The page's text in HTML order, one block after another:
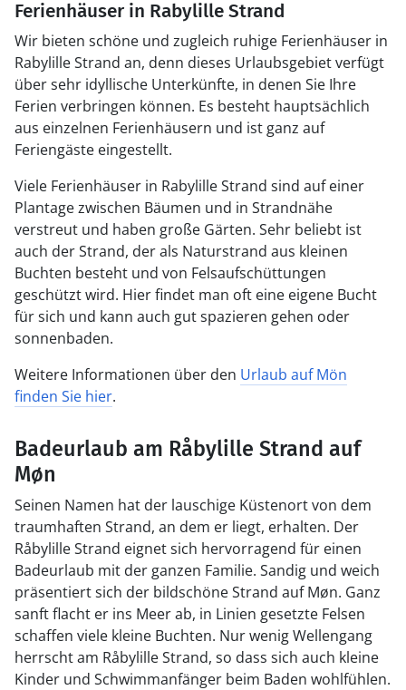
Ferienhäuser in Rabylille Strand
Wir bieten schöne und zugleich ruhige Ferienhäuser in
Rabylille Strand an, denn dieses Urlaubsgebiet verfügt
über sehr idyllische Unterkünfte, in denen Sie Ihre
Ferien verbringen können. Es besteht hauptsächlich
aus einzelnen Ferienhäusern und ist ganz auf
Feriengäste eingestellt.
Viele Ferienhäuser in Rabylille Strand sind auf einer
Plantage zwischen Bäumen und in Strandnähe
verstreut und haben große Gärten. Sehr beliebt ist
auch der Strand, der als Naturstrand aus kleinen
Buchten besteht und von Felsaufschüttungen
geschützt wird. Hier findet man oft eine eigene Bucht
für sich und kann auch gut spazieren gehen oder
sonnenbaden.
Weitere Informationen über den Urlaub auf Mön
finden Sie hier.
Badeurlaub am Råbylille Strand auf
Møn
Seinen Namen hat der lauschige Küstenort von dem
traumhaften Strand, an dem er liegt, erhalten. Der
Råbylille Strand eignet sich hervorragend für einen
Badeurlaub mit der ganzen Familie. Sandig und weich
präsentiert sich der bildschöne Strand auf Møn. Ganz
sanft flacht er ins Meer ab, in Linien gesetzte Felsen
schaffen viele kleine Buchten. Nur wenig Wellengang
herrscht am Råbylille Strand, so dass sich auch kleine
Kinder und Schwimmanfänger beim Baden wohlfühlen.